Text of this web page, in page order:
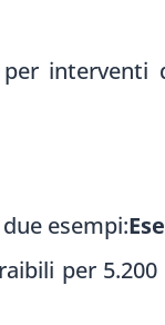
interventi
esempi:
per